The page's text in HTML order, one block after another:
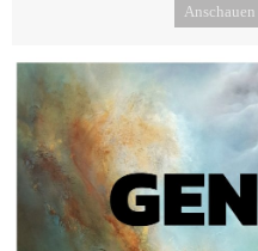
Anschauen